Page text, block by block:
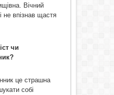
Вічний
не впізнав щастя
чи
це страшна
собі